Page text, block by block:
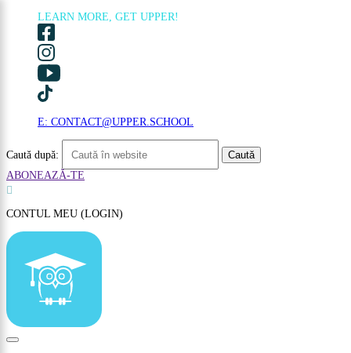
LEARN MORE, GET UPPER!
E: CONTACT@UPPER.SCHOOL
Caută după:
ABONEAZĂ-TE

CONTUL MEU (LOGIN)